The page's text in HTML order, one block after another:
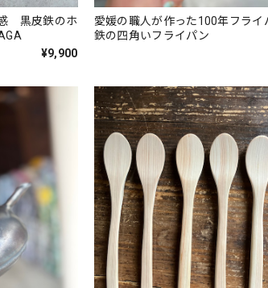
黒皮鉄のホ
¥9,900
愛媛の職人が作った100年フラ
鉄の四角いフライパン